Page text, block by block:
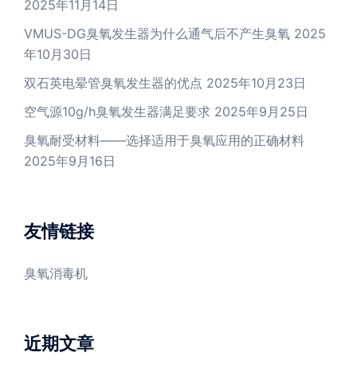
2025年11月14日
VMUS-DG臭氧发生器为什么通气后不产生臭氧 2025
年10月30日
双石英电晕管臭氧发生器的优点 2025年10月23日
空气源10g/h臭氧发生器满足要求 2025年9月25日
臭氧耐受材料——选择适用于臭氧应用的正确材料
2025年9月16日
友情链接
臭氧消毒机
近期文章